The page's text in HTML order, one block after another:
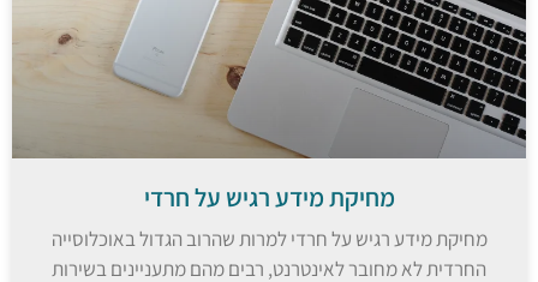
מחיקת מידע רגיש על חרדי
מחיקת מידע רגיש על חרדי למרות שהרוב הגדול באוכלוסייה
החרדית לא מחובר לאינטרנט, רבים מהם מתעניינים בשירות